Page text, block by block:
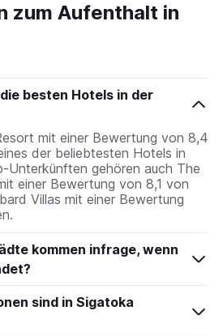
zum Aufenthalt in
besten Hotels in der
mit einer Bewertung von 8,4
der beliebtesten Hotels in
Unterkünften gehören auch The
einer Bewertung von 8,1 von
Villas mit einer Bewertung
kommen infrage, wenn
sind in Sigatoka